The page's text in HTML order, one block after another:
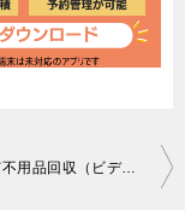
京都市にて不用品回収（ビデオデッキ、プリンター、ソファー、テレビ台、家庭ゴミ分別なし、布団）ご依頼の渡邊様の声